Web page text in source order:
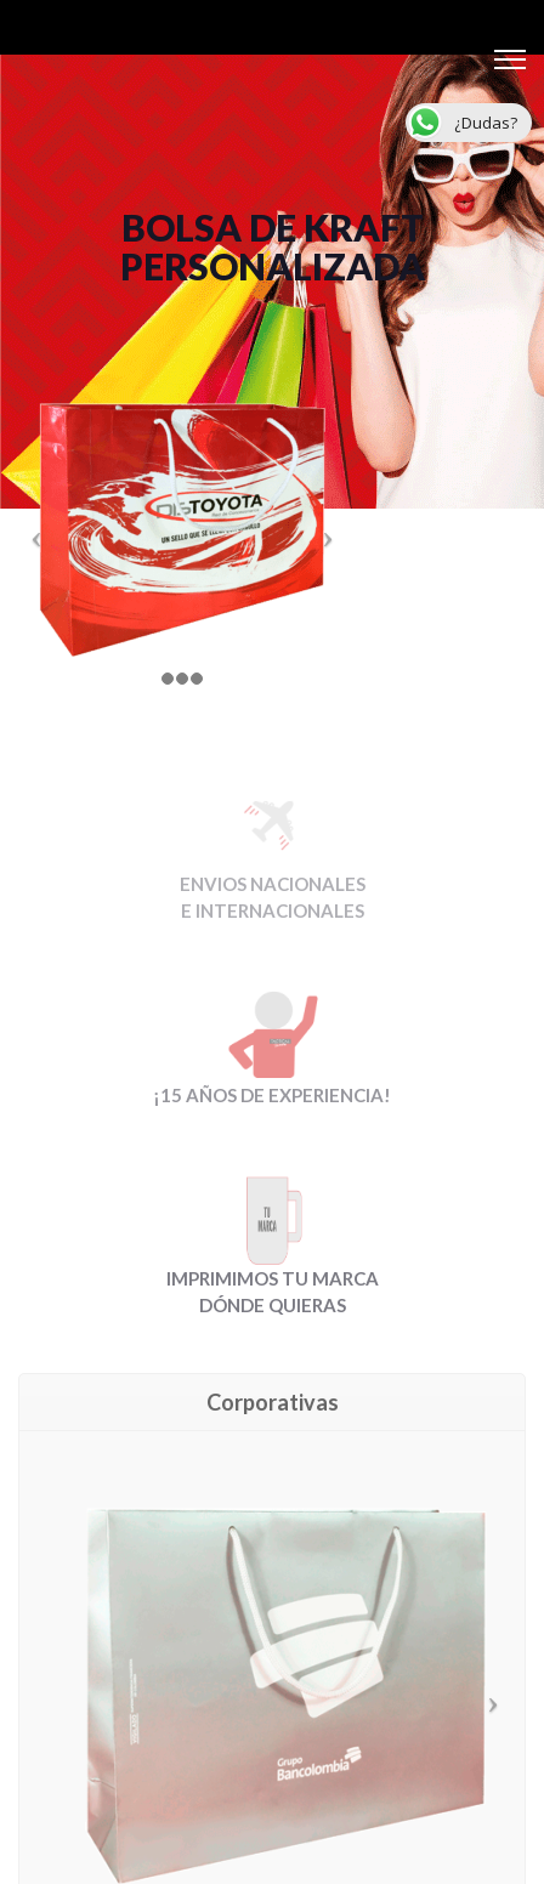
BOLSA DE KRAFT
PERSONALIZADA
ENVIOS NACIONALES
E INTERNACIONALES
¡15 AÑOS DE EXPERIENCIA!
IMPRIMIMOS TU MARCA
DÓNDE QUIERAS
Corporativas
¿Dudas?